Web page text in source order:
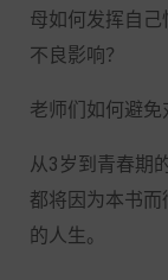
母如何发挥自
不良影响？
老师们如何避免
从3岁到青春期
都将因为本书
的人生。